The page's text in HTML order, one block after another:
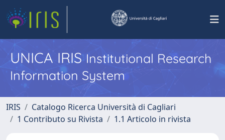
UNICA IRISInstitutional Research
Information System
IRIS
Catalogo Ricerca Università di Cagliari
1 Contributo su Rivista
1.1 Articolo in rivista